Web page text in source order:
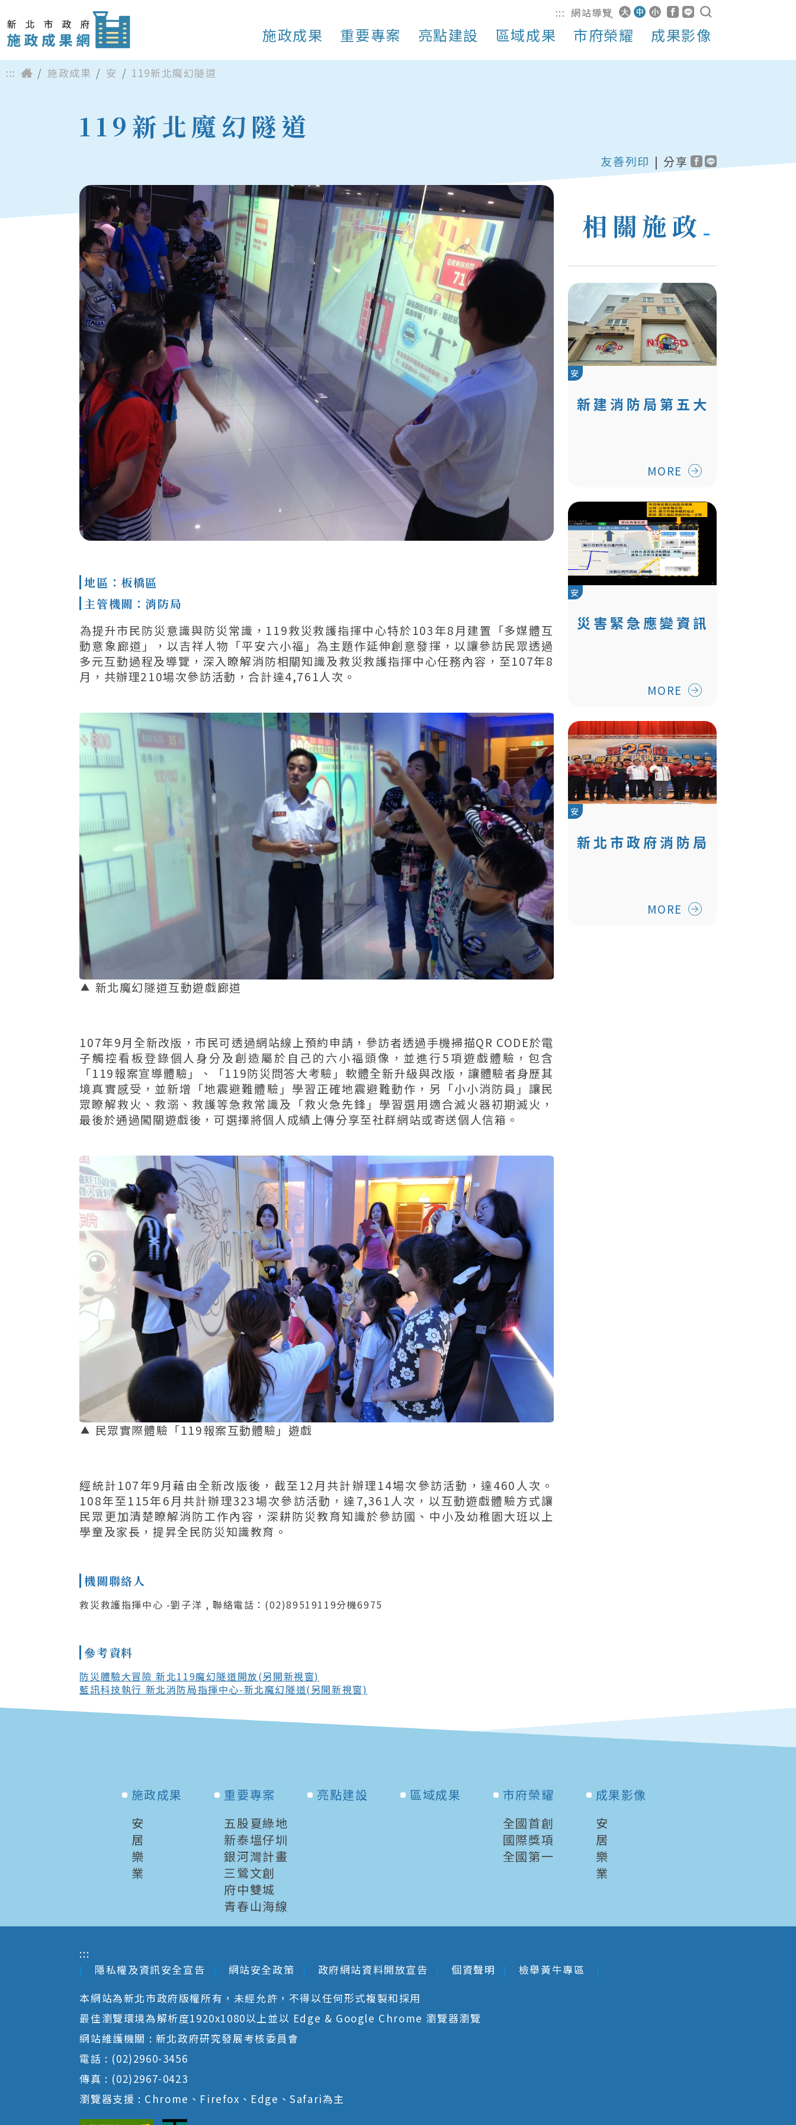
::: 網站導覽
施政成果 重要專案 亮點建設 區域成果 市府榮耀 成果影像
::: 施政成果 安 119新北魔幻隧道
119新北魔幻隧道
友善列印 | 分享
地區：板橋區
主管機關：消防局
​為提升市民防災意識與防災常識，119救災救護指揮中心特於103年8月建置「多媒體互
動意象廊道」，以吉祥人物「平安六小福」為主題作延伸創意發揮，以讓參訪民眾透過
多元互動過程及導覽，深入瞭解消防相關知識及救災救護指揮中心任務內容，至107年8
月，共辦理210場次參訪活動，合計達4,761人次。
新北魔幻隧道互動遊戲廊道
107年9月全新改版，市民可透過網站線上預約申請，參訪者透過手機掃描QR CODE於電
子觸控看板登錄個人身分及創造屬於自己的六小福頭像，並進行5項遊戲體驗，包含
「119報案宣導體驗」、「119防災問答大考驗」軟體全新升級與改版，讓體驗者身歷其
境真實感受，並新增「地震避難體驗」學習正確地震避難動作，另「小小消防員」讓民
眾瞭解救火、救溺、救護等急救常識及「救火急先鋒」學習選用適合滅火器初期滅火，
最後於通過闖關遊戲後，可選擇將個人成績上傳分享至社群網站或寄送個人信箱。
民眾實際體驗「119報案互動體驗」遊戲
經統計107年9月藉由全新改版後，截至12月共計辦理14場次參訪活動，達460人次。
108年至115年6月共計辦理323場次參訪活動，達7,361人次，以互動遊戲體驗方式讓
民眾更加清楚瞭解消防工作內容，深耕防災教育知識於參訪國、中小及幼稚園大班以上
學童及家長，提昇全民防災知識教育。
機關聯絡人
救災救護指揮中心 -劉子洋 , 聯絡電話：(02)89519119分機6975
參考資料
防災體驗大冒險 新北119魔幻隧道開放(另開新視窗)
藍訊科技執行 新北消防局指揮中心-新北魔幻隧道(另開新視窗)
相關施政
安
新建消防局第五大
MORE
安
災害緊急應變資訊
MORE
安
新北市政府消防局
MORE
施政成果
安
居
樂
業
重要專案
五股夏綠地
新泰塭仔圳
銀河灣計畫
三鶯文創
府中雙城
青春山海線
亮點建設 區域成果
市府榮耀
全國首創
國際獎項
全國第一
成果影像
安
居
樂
業
:::
隱私權及資訊安全宣告
網站安全政策 政府網站資料開放宣告 個資聲明
檢舉黃牛專區
本網站為新北市政府版權所有，未經允許，不得以任何形式複製和採用
最佳瀏覽環境為解析度1920x1080以上並以 Edge & Google Chrome 瀏覽器瀏覽
網站維護機關 : 新北政府研究發展考核委員會
電話 : (02)2960-3456
傳真 : (02)2967-0423
瀏覽器支援 : Chrome、Firefox、Edge、Safari為主